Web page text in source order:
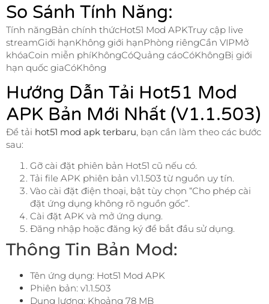
So Sánh Tính Năng:
Tính năngBản chính thứcHot51 Mod APKTruy cập live
streamGiới hạnKhông giới hạnPhòng riêngCần VIPMở
khóaCoin miễn phíKhôngCóQuảng cáoCóKhôngBị giới
hạn quốc giaCóKhông
Hướng Dẫn Tải Hot51 Mod
APK Bản Mới Nhất (v1.1.503)
Để tải hot51 mod apk terbaru, bạn cần làm theo các bước
sau:
Gỡ cài đặt phiên bản Hot51 cũ nếu có.
Tải file APK phiên bản v1.1.503 từ nguồn uy tín.
Vào cài đặt điện thoại, bật tùy chọn “Cho phép cài
đặt ứng dụng không rõ nguồn gốc”.
Cài đặt APK và mở ứng dụng.
Đăng nhập hoặc đăng ký để bắt đầu sử dụng.
Thông Tin Bản Mod:
Tên ứng dụng: Hot51 Mod APK
Phiên bản: v1.1.503
Dung lượng: Khoảng 78 MB